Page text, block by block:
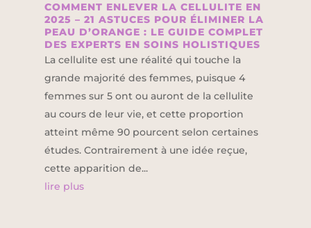
COMMENT ENLEVER LA CELLULITE EN
2025 – 21 ASTUCES POUR ÉLIMINER LA
PEAU D’ORANGE : LE GUIDE COMPLET
DES EXPERTS EN SOINS HOLISTIQUES
La cellulite est une réalité qui touche la
grande majorité des femmes, puisque 4
femmes sur 5 ont ou auront de la cellulite
au cours de leur vie, et cette proportion
atteint même 90 pourcent selon certaines
études. Contrairement à une idée reçue,
cette apparition de...
lire plus